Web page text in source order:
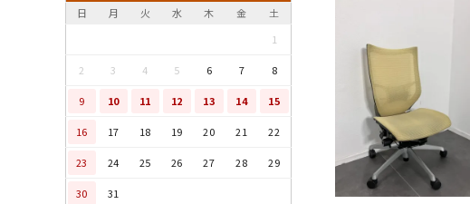
日 月 火 水 木 金
土
1
2 3 4 5 6 7 8
9 10 11 12 13 14 15
16 17 18 19 20 21 22
23 24 25 26 27 28 29
30 31